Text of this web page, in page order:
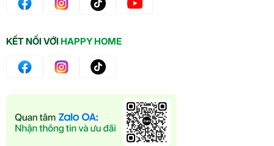
KẾT NỐI VỚIHAPPY HOME